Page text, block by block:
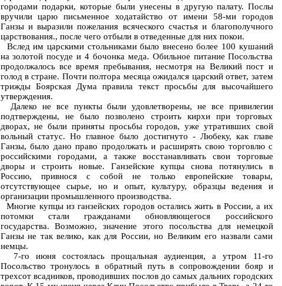
городами подарки, которые были унесены в другую палату. Послы
вручили царю письменное ходатайство от имени 58-ми городов
Ганзы и выразили пожелания всяческого счастья и благополучного
царствования., после чего отбыли в отведенные для них покои.
Вслед им царскими стольниками было внесено более 100 кушаний
на золотой посуде и 4 бочонка меда. Обильное питание Посольства
продолжалось все время пребывания, несмотря на Великий пост и
голод в стране. Почти полтора месяца ожидался царский ответ, затем
трижды Боярская Дума правила текст просьбы для высочайшего
утверждения.
Далеко не все пункты были удовлетворены, не все привилегии
подтверждены, не было позволено строить кирхи при торговых
дворах, не были приняты просьбы городов, уже утративших свой
вольный статус. Но главное было достигнуто - Любеку, как главе
Ганзы, было дано право продолжать и расширять свою торговлю с
российскими городами, а также восстанавливать свои торговые
дворы и строить новые. Ганзейские купцы снова потянулись в
Россию, привнося с собой не только европейские товары,
отсутствующее сырье, но и опыт, культуру, образцы ведения и
организации промышленного производства.
Многие купцы из ганзейских городов остались жить в России, а их
потомки стали гражданами обновляющегося российского
государства. Возможно, значение этого посольства для немецкой
Ганзы не так велико, как для России, но Великим его назвали сами
немцы.
7-го июня состоялась прощальная аудиенция, а утром 11-го
Посольство тронулось в обратный путь в сопровождении бояр и
трехсот всадников, проводивших послов до самых дальних городских